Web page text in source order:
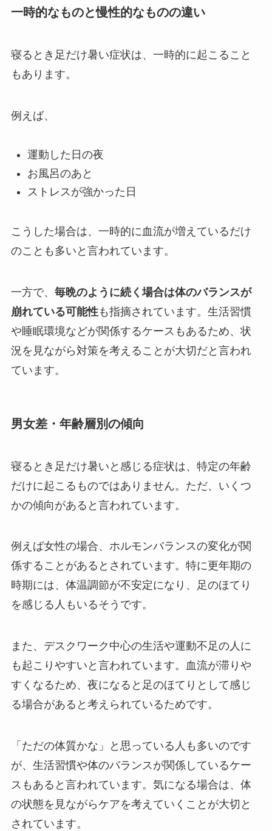
一時的なものと慢性的なものの違い
寝るとき足だけ暑い症状は、一時的に起こること
もあります。
例えば、
運動した日の夜
お風呂のあと
ストレスが強かった日
こうした場合は、一時的に血流が増えているだけ
のことも多いと言われています。
一方で、 毎晩のように続く場合は体のバランスが
崩れている可能性も指摘されています。生活習慣
や睡眠環境などが関係するケースもあるため、状
況を見ながら対策を考えることが大切だと言われ
ています。
男女差・年齢層別の傾向
寝るとき足だけ暑いと感じる症状は、特定の年齢
だけに起こるものではありません。ただ、いくつ
かの傾向があると言われています。
例えば女性の場合、ホルモンバランスの変化が関
係することがあるとされています。特に更年期の
時期には、体温調節が不安定になり、足のほてり
を感じる人もいるそうです。
また、デスクワーク中心の生活や運動不足の人に
も起こりやすいと言われています。血流が滞りや
すくなるため、夜になると足のほてりとして感じ
る場合があると考えられているためです。
「ただの体質かな」と思っている人も多いのです
が、生活習慣や体のバランスが関係しているケー
スもあると言われています。気になる場合は、体
の状態を見ながらケアを考えていくことが大切と
されています。